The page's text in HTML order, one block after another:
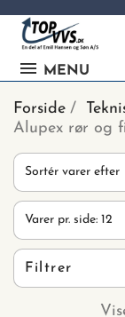
MENU
Forside
Alupex rør og
Sortér varer efter
Varer pr. side: 12
Filtrer